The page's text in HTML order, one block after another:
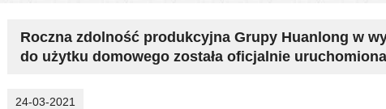
Roczna zdolność produkcyjna Grupy Huanlong w
do użytku domowego została oficjalnie uruchomiona
24-03-2021